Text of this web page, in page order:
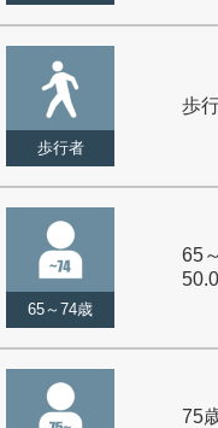
歩行者
歩
65～74歳
65
75